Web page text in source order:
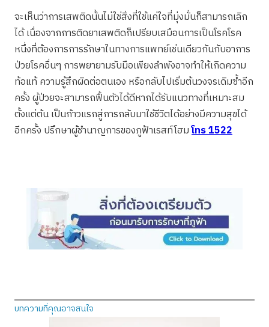
จะเห็นว่าการเสพติดนั้นไม่ใช่สิ่งที่ใช้แค่ใจที่มุ่งมั่นก็สามารถเลิก
ได้ เนื่องจากการติดยาเสพติดก็เปรียบเสมือนการเป็นโรคโรค
หนึ่งที่ต้องการการรักษาในทางการแพทย์เช่นเดียวกันกับอาการ
ป่วยโรคอื่นๆ การพยายามรับมือเพียงลำพังอาจทำให้เกิดความ
ท้อแท้ ความรู้สึกผิดต่อตนเอง หรือกลับไปเริ่มต้นวงจรเดิมซ้ำอีก
ครั้ง ผู้ป่วยจะสามารถฟื้นตัวได้ดีหากได้รับแนวทางที่เหมาะสม
ตั้งแต่ต้น เป็นก้าวแรกสู่การกลับมาใช้ชีวิตได้อย่างมีความสุขได้
อีกครั้ง ปรึกษาผู้ชำนาญการของภูฟ้าเรสท์โฮมโทร 1522
บทความที่คุณอาจสนใจ